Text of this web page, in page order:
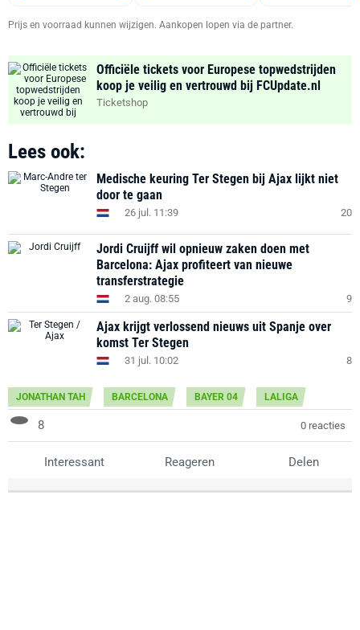
Prijs en voorraad kunnen wijzigen. Aankopen lopen via de partner.
Officiële tickets voor Europese topwedstrijden
koop je veilig en vertrouwd bij FCUpdate.nl
Ticketshop
Lees ook:
Medische keuring Ter Stegen bij Ajax lijkt niet
door te gaan
26 jul. 11:39 20
Jordi Cruijff wil opnieuw zaken doen met
Barcelona: Ajax profiteert van nieuwe
transferstrategie
2 aug. 08:55 9
Ajax krijgt verlossend nieuws uit Spanje over
komst Ter Stegen
31 jul. 10:02 8
JONATHAN TAH BARCELONA BAYER 04 LALIGA
8 0 reacties
Interessant Reageren Delen